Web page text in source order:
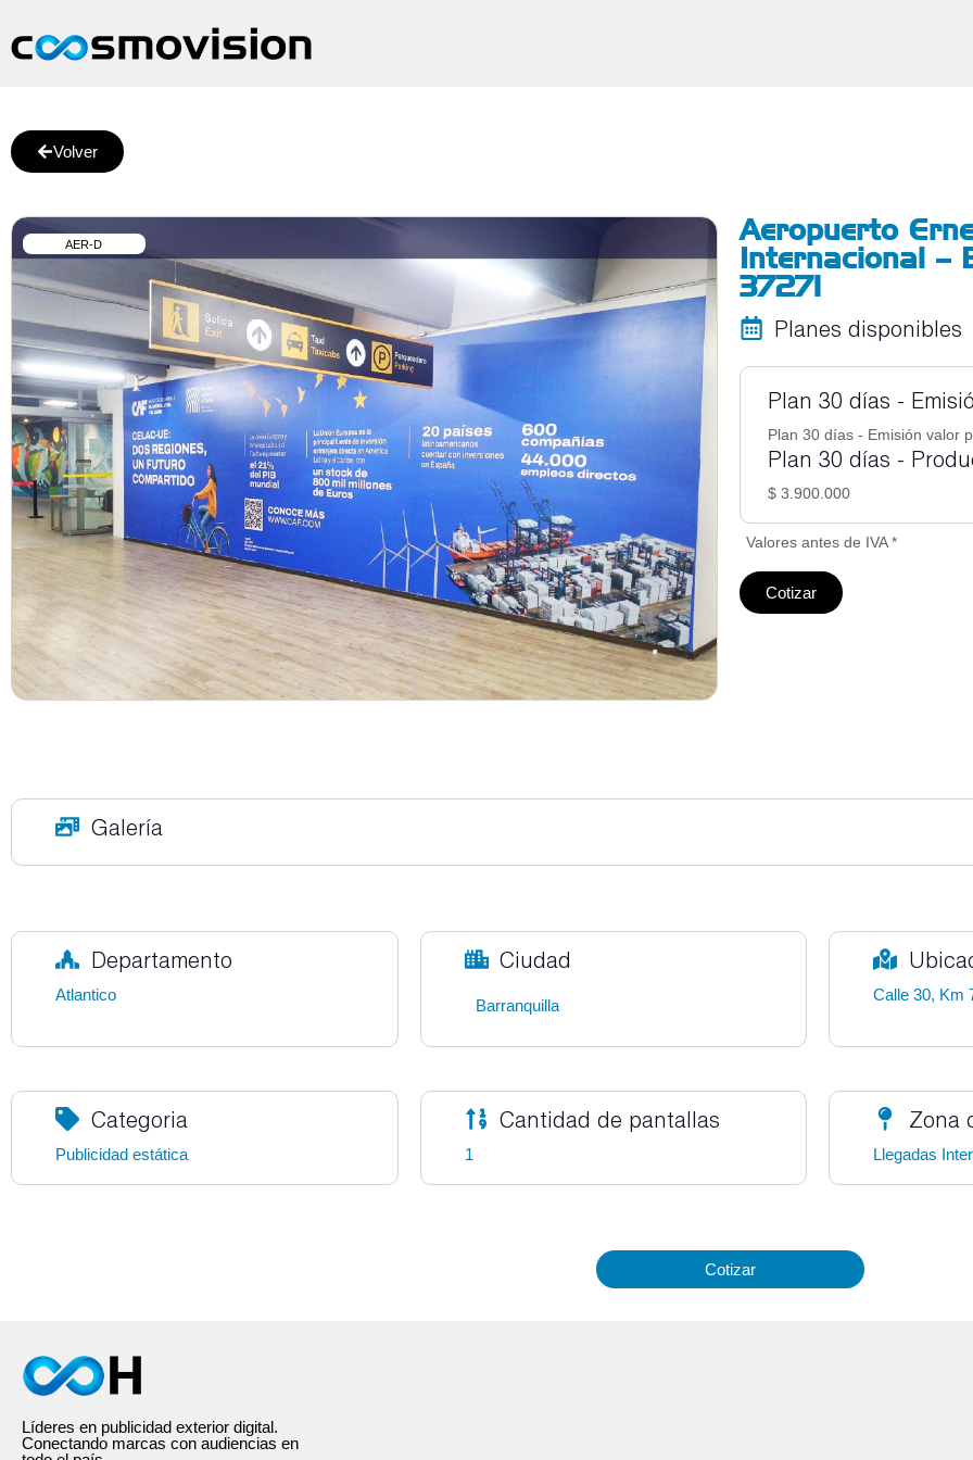
Volver
AER-D
Aeropuerto
Internacional –
37271
Planes disponibles
Plan 30 días -
Plan 30 días - Emisión valor
Plan 30 días -
$ 3.900.000
Valores antes de IVA *
Cotizar
Galería
Departamento
Atlantico
Ciudad
Barranquilla
Calle 30, Km
Categoria
Publicidad estática
Cantidad de pantallas
1
Zona
Llegadas
Cotizar
Líderes en publicidad exterior digital.
Conectando marcas con audiencias en